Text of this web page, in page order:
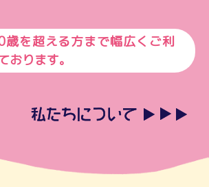
を超える方まで幅広くご利
おります。